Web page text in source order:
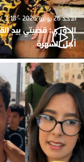
الأحد 26 يوليو 2026 - 3:18
الدوزي: قضيتي بيد
أجل الشهرة